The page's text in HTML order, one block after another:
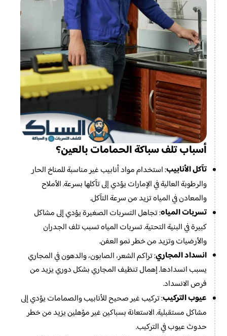
أسباب تلف سباكة الحمامات بالعين؟
تآكل الأنابيب: استخدام مواد أنابيب غير مناسبة للمناخ الحار
والرطوبة العالية في الإمارات يؤدي إلى تآكلها بسرعة. الأملاح
والمعادن في المياه تزيد من سرعة التآكل.
تسربات المياه: تجاهل التسربات الصغيرة يؤدي إلى مشاكل
كبيرة في البنية التحتية. تسربات المياه تسبب تلف الجدران
والأرضيات وتزيد من خطر نمو العفن.
انسداد المجاري: تراكم الشعر، الصابون، والدهون في المجاري
يسبب انسدادها. إهمال تنظيف المجاري بشكل دوري يزيد من
فرص الانسداد.
عيوب التركيب: تركيب غير صحيح للأنابيب والصمامات يؤدي إلى
مشاكل مستقبلية. الاستعانة بسباكين غير مؤهلين يزيد من خطر
حدوث عيوب في التركيب.